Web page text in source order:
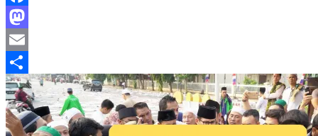
Facebook
Mastodon
Email
Share